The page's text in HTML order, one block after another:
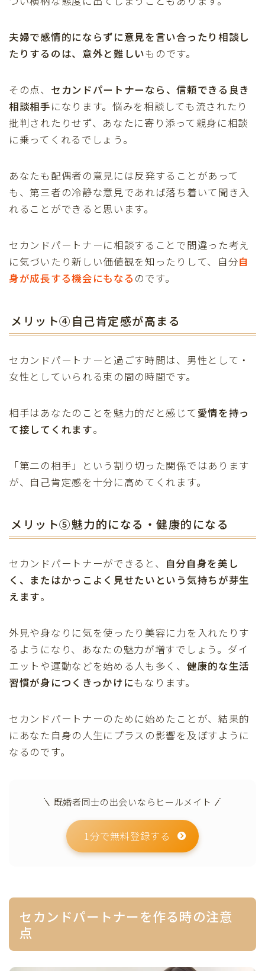
夫婦で感情的にならずに意見を言い合ったり相談し
たりするのは、意外と難しいものです。
その点、 セカンドパートナーなら、信頼できる良き
相談相手になります。悩みを相談しても流されたり
批判されたりせず、あなたに寄り添って親身に相談
に乗ってくれるでしょう。
あなたも配偶者の意見には反発することがあって
も、第三者の冷静な意見であれば落ち着いて聞き入
れることができると思います。
セカンドパートナーに相談することで間違った考え
に気づいたり新しい価値観を知ったりして、自分自
身が成長する機会にもなる のです。
メリット④自己肯定感が高まる
セカンドパートナーと過ごす時間は、男性として・
女性としていられる束の間の時間です。
相手はあなたのことを魅力的だと感じて愛情を持っ
て接してくれます。
「第二の相手」という割り切った関係ではあります
が、自己肯定感を十分に高めてくれます。
メリット⑤魅力的になる・健康的になる
セカンドパートナーができると、
自分自身を美し
く、またはかっこよく見せたいという気持ちが芽生
えます。
外見や身なりに気を使ったり美容に力を入れたりす
るようになり、あなたの魅力が増すでしょう。ダイ
エットや運動などを始める人も多く、 健康的な生活
習慣が身につくきっかけにもなります。
セカンドパートナーのために始めたことが、結果的
にあなた自身の人生にプラスの影響を及ぼすように
なるのです。
既婚者同士の出会いならヒールメイト
1分で無料登録する
セカンドパートナーを作る時の注意
点